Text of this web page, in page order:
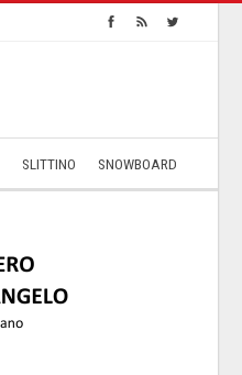
SLITTINO SNOWBOARD